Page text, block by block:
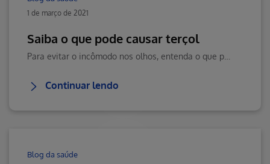
1 de março de 2021
Saiba o que pode causar terçol
Continuar lendo
Blog da saúde